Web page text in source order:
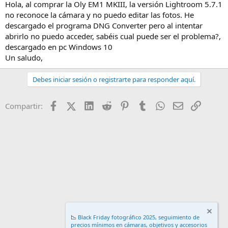
No los reconoce. Es posible que no esté actualizado, pero yo no
[/quote
Gracias, víctormre. Buenas noches,
Hola, al comprar la Oly EM1 MKIII, la versión Lightroom 5.7.1
no reconoce la cámara y no puedo editar las fotos. He
descargado el programa DNG Converter pero al intentar
abrirlo no puedo acceder, sabéis cual puede ser el problema?,
descargado en pc Windows 10
Un saludo,
Debes iniciar sesión o registrarte para responder aquí.
Compartir: FacebookX (Twitter)
LinkedIn
Reddit PinterestTumblr WhatsApp
EmailEnlace
📉 Black Friday fotográfico 2025, seguimiento de
precios mínimos en cámaras, objetivos y accesorios